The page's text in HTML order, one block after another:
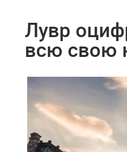
Лувр
всю свою